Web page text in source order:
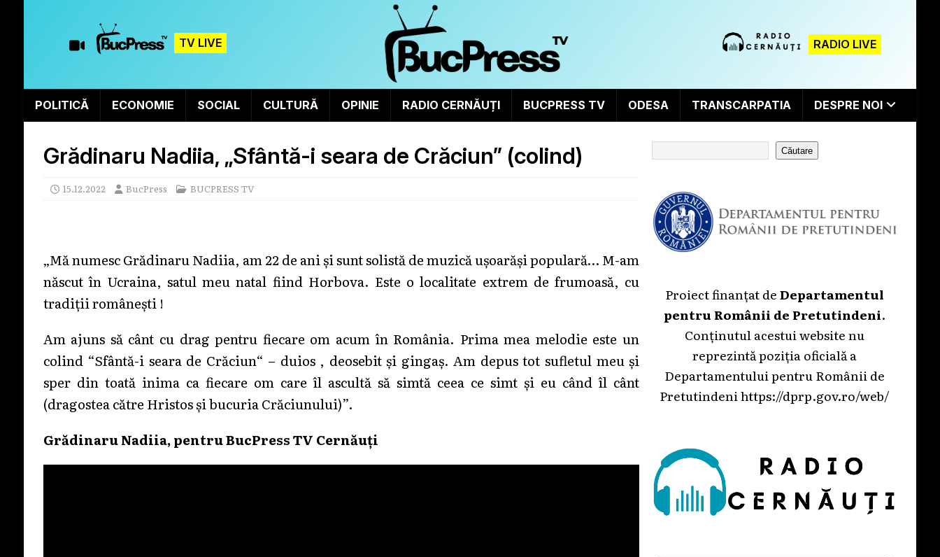
TV LIVE RADIO LIVE
POLITICĂ ECONOMIE SOCIAL CULTURĂ OPINIE RADIO CERNĂUȚI BUCPRESS TV ODESA TRANSCARPATIA DESPRE NOI
Grădinaru Nadiia, „Sfântă-i seara de Crăciun” (colind)
15.12.2022 BucPress BUCPRESS TV
„Mă numesc Grădinaru Nadiia, am 22 de ani și sunt solistă de muzică ușoarăși populară… M-am
născut în Ucraina, satul meu natal fiind Horbova. Este o localitate extrem de frumoasă, cu
tradiții românești !
Am ajuns să cânt cu drag pentru fiecare om acum în România. Prima mea melodie este un
colind “Sfântă-i seara de Crăciun“ – duios , deosebit și gingaș. Am depus tot sufletul meu și
sper din toată inima ca fiecare om care îl ascultă să simtă ceea ce simt și eu când îl cânt
(dragostea către Hristos și bucuria Crăciunului)”.
Grădinaru Nadiia, pentru BucPress TV Cernăuți
Căutare
Proiect finanțat deDepartamentul
pentru Românii de Pretutindeni.
Conținutul acestui website nu
reprezintă poziția oficială a
Departamentului pentru Românii de
Pretutindenihttps://dprp.gov.ro/web/